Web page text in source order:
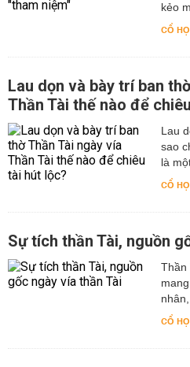
kẻo
CỔ
Lau dọn và bày trí ban
Thần Tài thế nào để
Lau
sao
là
CỔ
Sự tích thần Tài, nguồn
Thần
CỔ